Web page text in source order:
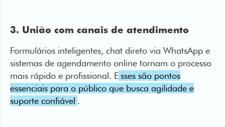
3. União com canais de atendimento
Formulários inteligentes, chat direto via WhatsApp e
sistemas de agendamento online tornam o processo
mais rápido e profissional. Esses são pontos
essenciais para o público que busca agilidade e
suporte confiável .